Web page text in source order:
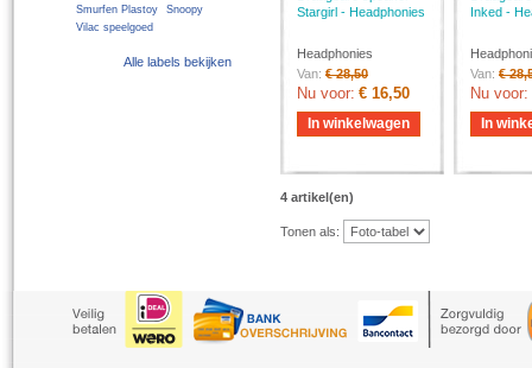
Stargirl - Headphonies
Headphonies
Van: € 28,50
Nu voor: € 16,50
In winkelwagen
Inked -
Van: €
Nu voor:
In
4 artikel(en)
Tonen als:
Smurfen Plastoy
Snoopy
Vilac speelgoed
Alle labels bekijken